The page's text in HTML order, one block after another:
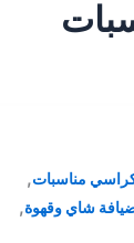
كراسي مناسبات,
شاي وقهوة,